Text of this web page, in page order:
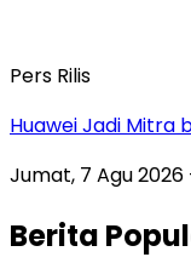
Pers Rilis
Huawei Jadi Mitra
Jumat, 7 Agu 2026
Berita